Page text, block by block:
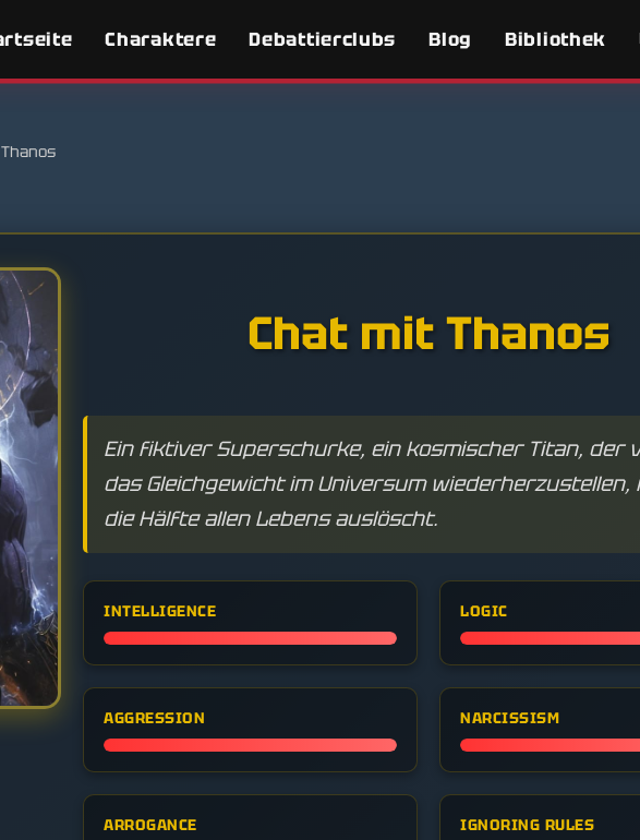
Charaktere Debattierclubs Blog Bibliothek
Thanos
Chat mit Thanos
Ein fiktiver Superschurke, ein kosmischer Titan, der
das Gleichgewicht im Universum wiederherzustellen,
die Hälfte allen Lebens auslöscht.
INTELLIGENCE LOGIC
AGGRESSION NARCISSISM
ARROGANCE IGNORING RULES